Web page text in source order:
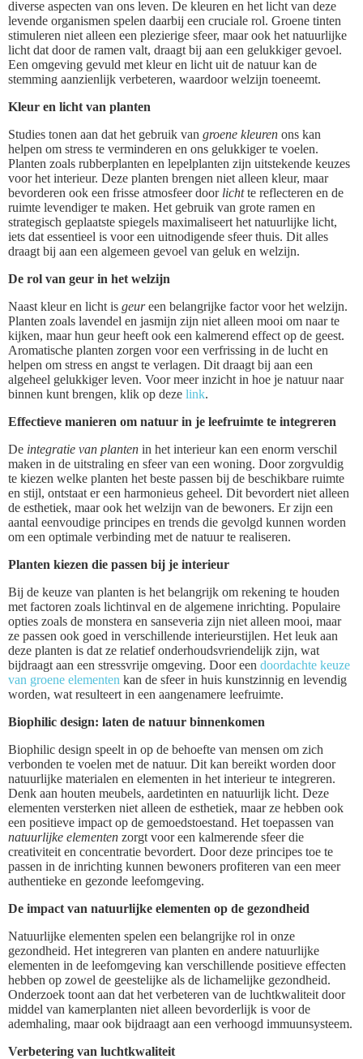
diverse aspecten van ons leven. De kleuren en het licht van deze
levende organismen spelen daarbij een cruciale rol. Groene tinten
stimuleren niet alleen een plezierige sfeer, maar ook het natuurlijke
licht dat door de ramen valt, draagt bij aan een gelukkiger gevoel.
Een omgeving gevuld met kleur en licht uit de natuur kan de
stemming aanzienlijk verbeteren, waardoor welzijn toeneemt.
Kleur en licht van planten
Studies tonen aan dat het gebruik van groene kleuren ons kan
helpen om stress te verminderen en ons gelukkiger te voelen.
Planten zoals rubberplanten en lepelplanten zijn uitstekende keuzes
voor het interieur. Deze planten brengen niet alleen kleur, maar
bevorderen ook een frisse atmosfeer door lichtte reflecteren en de
ruimte levendiger te maken. Het gebruik van grote ramen en
strategisch geplaatste spiegels maximaliseert het natuurlijke licht,
iets dat essentieel is voor een uitnodigende sfeer thuis. Dit alles
draagt bij aan een algemeen gevoel van geluk en welzijn.
De rol van geur in het welzijn
Naast kleur en licht is geureen belangrijke factor voor het welzijn.
Planten zoals lavendel en jasmijn zijn niet alleen mooi om naar te
kijken, maar hun geur heeft ook een kalmerend effect op de geest.
Aromatische planten zorgen voor een verfrissing in de lucht en
helpen om stress en angst te verlagen. Dit draagt bij aan een
algeheel gelukkiger leven. Voor meer inzicht in hoe je natuur naar
binnen kunt brengen, klik op deze link.
Effectieve manieren om natuur in je leefruimte te integreren
De integratie van planten in het interieur kan een enorm verschil
maken in de uitstraling en sfeer van een woning. Door zorgvuldig
te kiezen welke planten het beste passen bij de beschikbare ruimte
en stijl, ontstaat er een harmonieus geheel. Dit bevordert niet alleen
de esthetiek, maar ook het welzijn van de bewoners. Er zijn een
aantal eenvoudige principes en trends die gevolgd kunnen worden
om een optimale verbinding met de natuur te realiseren.
Planten kiezen die passen bij je interieur
Bij de keuze van planten is het belangrijk om rekening te houden
met factoren zoals lichtinval en de algemene inrichting. Populaire
opties zoals de monstera en sanseveria zijn niet alleen mooi, maar
ze passen ook goed in verschillende interieurstijlen. Het leuk aan
deze planten is dat ze relatief onderhoudsvriendelijk zijn, wat
bijdraagt aan een stressvrije omgeving. Door een doordachte keuze
van groene elementen kan de sfeer in huis kunstzinnig en levendig
worden, wat resulteert in een aangenamere leefruimte.
Biophilic design: laten de natuur binnenkomen
Biophilic design speelt in op de behoefte van mensen om zich
verbonden te voelen met de natuur. Dit kan bereikt worden door
natuurlijke materialen en elementen in het interieur te integreren.
Denk aan houten meubels, aardetinten en natuurlijk licht. Deze
elementen versterken niet alleen de esthetiek, maar ze hebben ook
een positieve impact op de gemoedstoestand. Het toepassen van
natuurlijke elementen zorgt voor een kalmerende sfeer die
creativiteit en concentratie bevordert. Door deze principes toe te
passen in de inrichting kunnen bewoners profiteren van een meer
authentieke en gezonde leefomgeving.
De impact van natuurlijke elementen op de gezondheid
Natuurlijke elementen spelen een belangrijke rol in onze
gezondheid. Het integreren van planten en andere natuurlijke
elementen in de leefomgeving kan verschillende positieve effecten
hebben op zowel de geestelijke als de lichamelijke gezondheid.
Onderzoek toont aan dat het verbeteren van de luchtkwaliteit door
middel van kamerplanten niet alleen bevorderlijk is voor de
ademhaling, maar ook bijdraagt aan een verhoogd immuunsysteem.
Verbetering van luchtkwaliteit